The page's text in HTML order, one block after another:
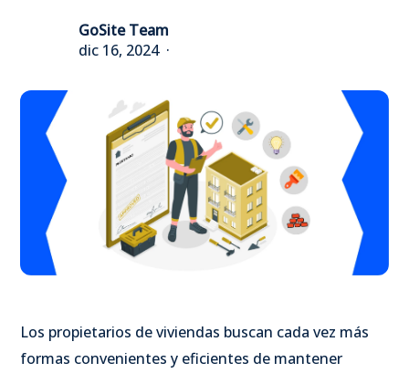
GoSite Team
dic 16, 2024
Los propietarios de viviendas buscan cada vez más
formas convenientes y eficientes de mantener